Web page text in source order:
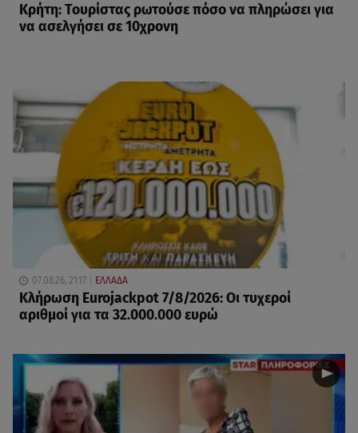
Κρήτη: Τουρίστας ρωτούσε πόσο να πληρώσει για
να ασελγήσει σε 10χρονη
07.08.26, 21:17 ΕΛΛΑΔΑ
Κλήρωση Eurojackpot 7/8/2026: Οι τυχεροί
αριθμοί για τα 32.000.000 ευρώ